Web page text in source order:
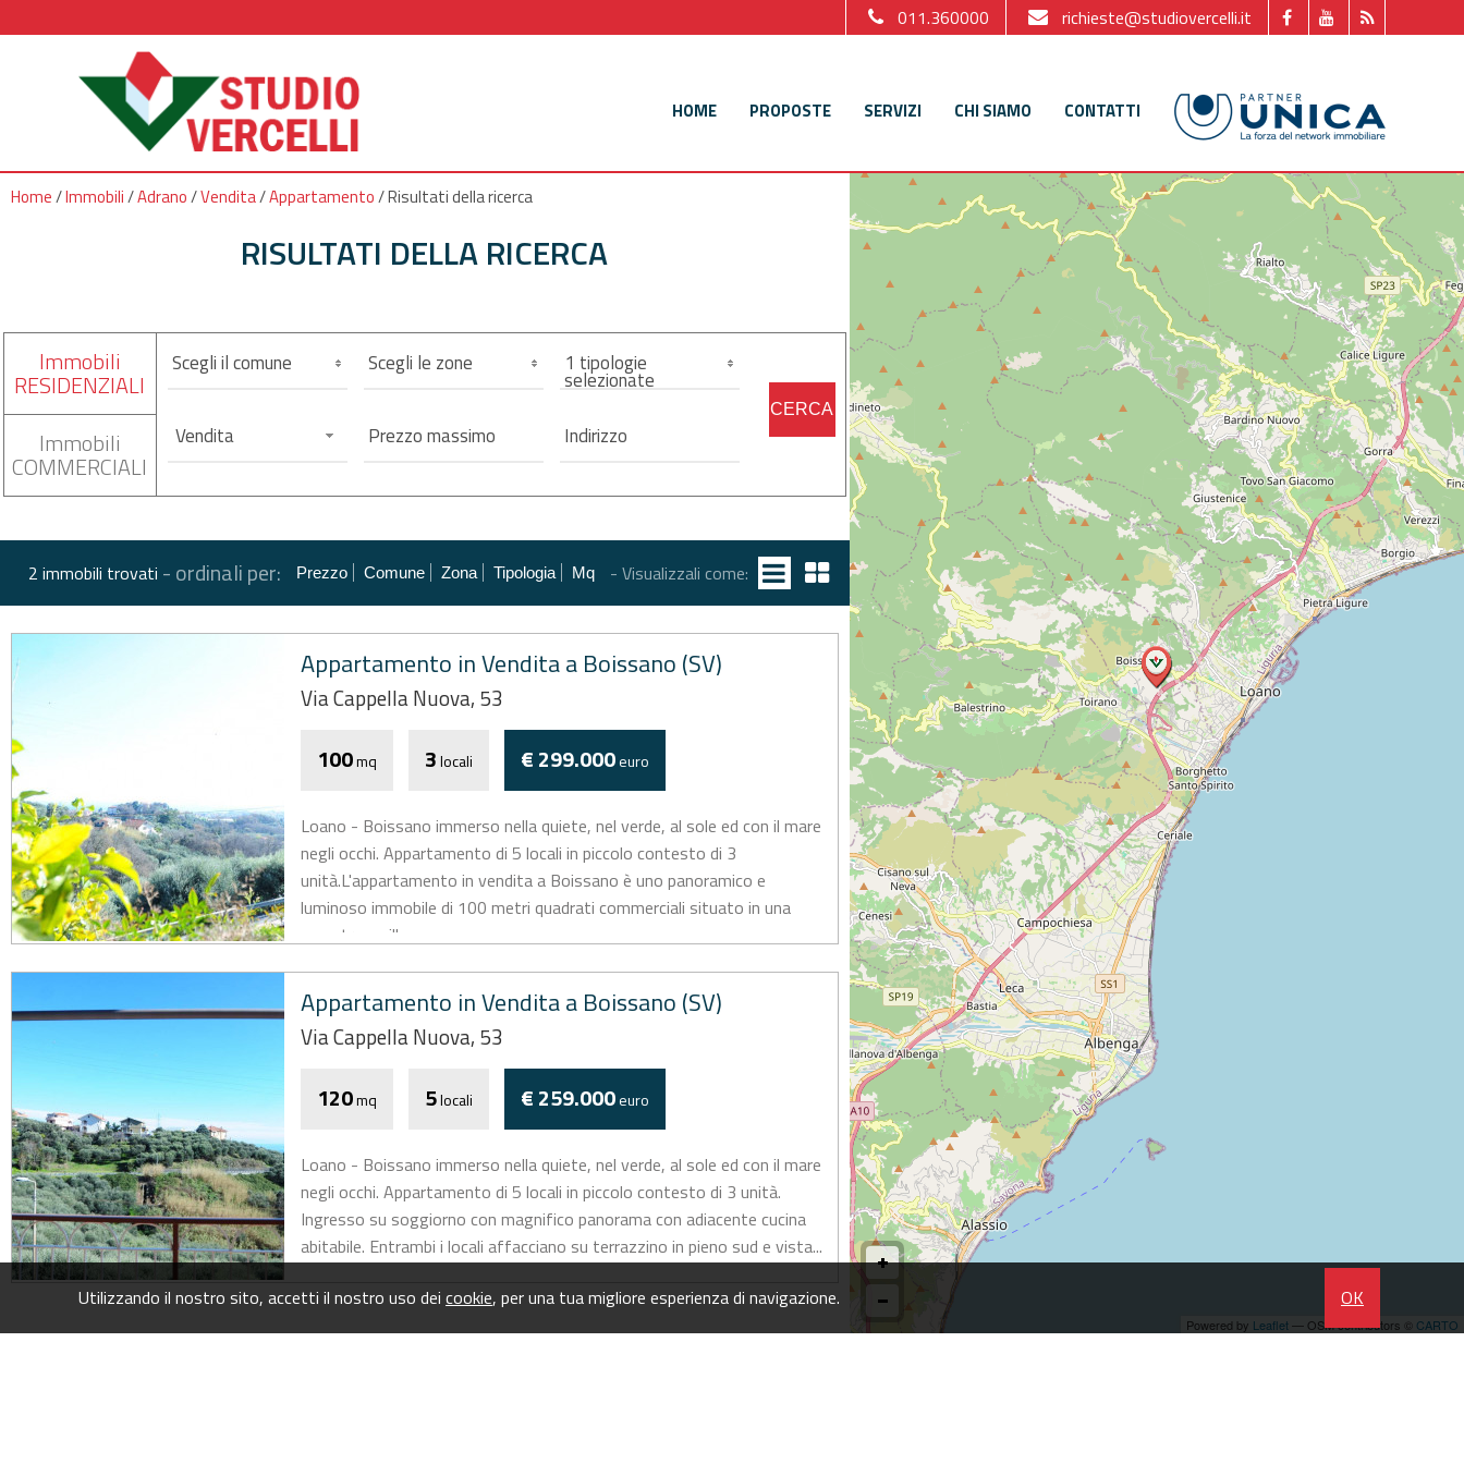
HOME PROPOSTE SERVIZI CHI SIAMO CONTATTI
richieste@studiovercelli.it
011.360000
Home/Immobili/Adrano/Vendita/Appartamento/Risultati della ricerca
RISULTATI DELLA RICERCA
Immobili
RESIDENZIALI
Immobili
COMMERCIALI
Scegli il comune Scegli le zone 1 tipologie
selezionate
Vendita
CERCA
2 immobili trovati -ordinali per: Prezzo Comune Zona Tipologia Mq - Visualizzali come:
Appartamento in Vendita a Boissano (SV)
Via Cappella Nuova, 53
100mq 3locali € 299.000euro
Loano - Boissano immerso nella quiete, nel verde, al sole ed con il mare
negli occhi. Appartamento di 5 locali in piccolo contesto di 3
unità.L'appartamento in vendita a Boissano è uno panoramico e
luminoso immobile di 100 metri quadrati commerciali situato in una
zona tranquilla...
Appartamento in Vendita a Boissano (SV)
Via Cappella Nuova, 53
120mq 5locali € 259.000euro
Loano - Boissano immerso nella quiete, nel verde, al sole ed con il mare
negli occhi. Appartamento di 5 locali in piccolo contesto di 3 unità.
Ingresso su soggiorno con magnifico panorama con adiacente cucina
abitabile. Entrambi i locali affacciano su terrazzino in pieno sud e vista...
Powered by Leaflet— OSM contributors © CARTO
Utilizzando il nostro sito, accetti il nostro uso dei cookie, per una tua migliore esperienza di navigazione. OK